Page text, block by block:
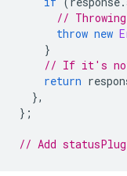
//
throw new
}
// If it's not
return
},
};
// Add